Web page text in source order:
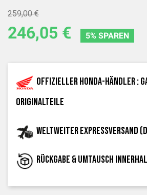
259,00 €
246,05 € 5% SPAREN
Offizieller Honda-Händler :
Originalteile
Weltweiter Expressversand
Rückgabe & Umtausch